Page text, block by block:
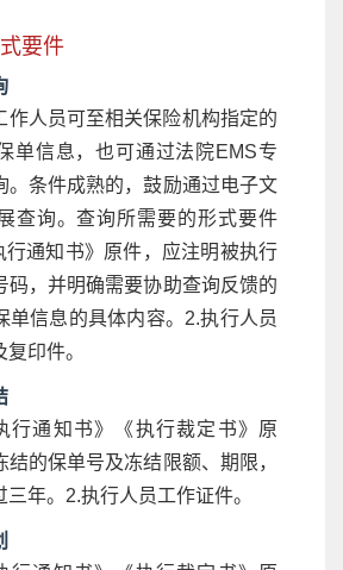
要件
作人员可至相关保险机构指定的
单信息，也可通过法院EMS专
。条件成熟的，鼓励通过电子文
查询。查询所需要的形式要件
行通知书》原件，应注明被执行
码，并明确需要协助查询反馈的
单信息的具体内容。2.执行人员
印件。
行通知书》《执行裁定书》原
的保单号及冻结限额、期限，
年。2.执行人员工作证件。